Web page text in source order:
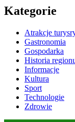
Kategorie
Atrakcje
Gastronomia
Gospodarka
Historia
Informacje
Kultura
Sport
Technologie
Zdrowie